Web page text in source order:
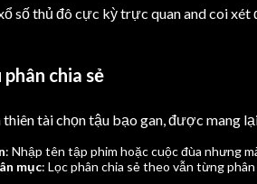
số thủ đô cực kỳ trực quan and coi
chia sẻ
thiên tài chọn tậu bạo gan, được mang
: Nhập tên tập phim hoặc cuộc đùa nhưng
mục: Lọc phân chia sẻ theo vẫn từng